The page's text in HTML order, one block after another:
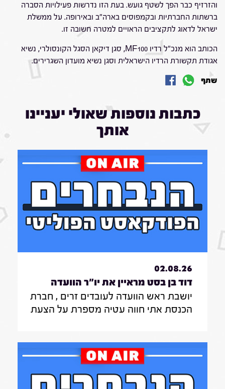
והזרזיף כבר הפך לשטף גועש. בעת הזו נדרשות פעילויות הסברה
ברשתות החברתיות ובקמפוסים בארה"ב ובאירופה. על ממשלת
ישראל לדאוג לתקציבים הראויים למטרה חשובה זו.
הכותב הוא מנכ"ל רדיו MF100, סגן דיקאן הסגל הקונסולרי, נשיא
אגודת תקשורת הרדיו הישראלית וסגן נשיא מועדון השגרירים.
שתף
כתבות נוספות שאולי יעניינו
אותך
02.08.26
דוד בן בסט מראיין את יו"ר הוועדה
לעובדים זרים , חברת הכנסת אתי חווה
עטיה|31.7.26
יושבת ראש הוועדה לעובדים זרים , חברת
הכנסת אתי חווה עטיה מספרת על הצעת
עובד זר בסיעוד לבני 85 ומעלה ומה מניע
אותה בעשייה הפרלמנטרית